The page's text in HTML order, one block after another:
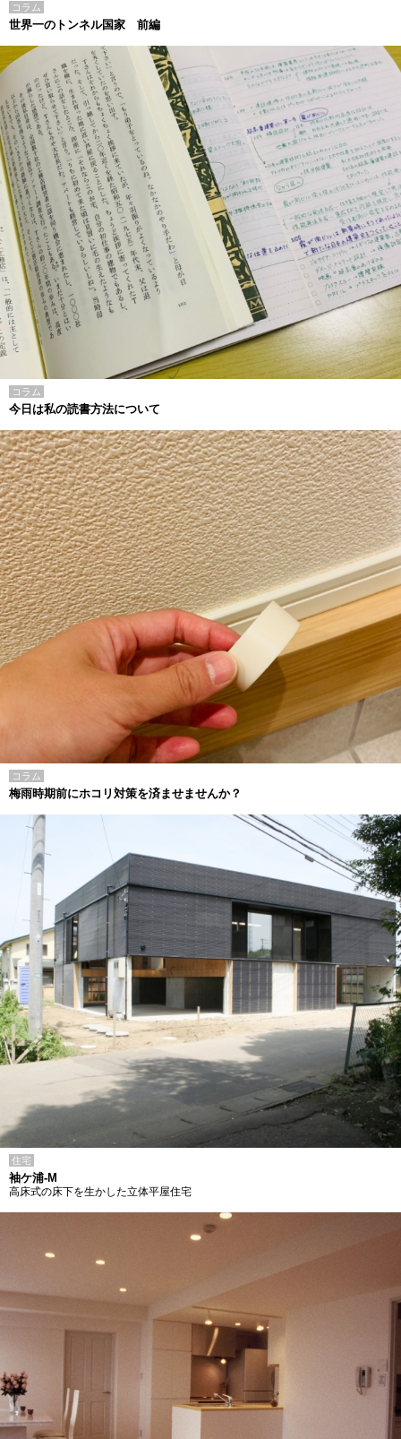
コラム
世界一のトンネル国家 前編
コラム
今日は私の読書方法について
コラム
梅雨時期前にホコリ対策を済ませませんか？
住宅
袖ケ浦-M
高床式の床下を生かした立体平屋住宅